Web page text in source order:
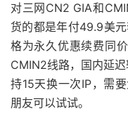
对三网CN2 GIA和
货的都是年付49.9美
格为永久优惠续费同
CMIN2线路，国内延
持15天换一次IP，需
朋友可以试试。